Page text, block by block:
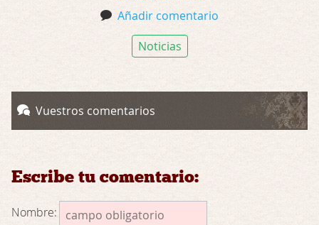
Añadir comentario
Noticias
Vuestros comentarios
Escribe tu comentario:
Nombre: